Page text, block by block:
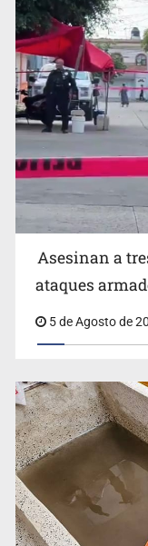
Mujer resulta
Zapopan
Buscan reformar
alertas sanitarias
Asesinan a
ataques
5 de Agosto de